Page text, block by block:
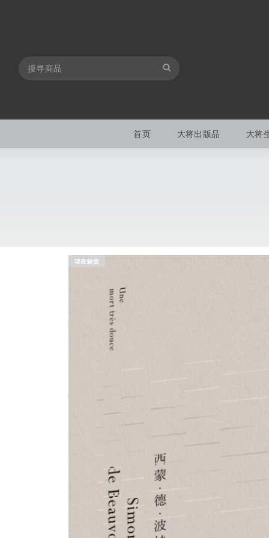
首页 大将出版品 大将
现在缺货